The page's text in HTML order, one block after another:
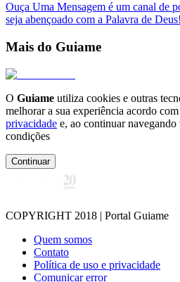
Ouça Uma Mensagem é um canal de
seja abençoado com a Palavra de Deus!
Mais do Guiame
O Guiame utiliza cookies e outras
melhorar a sua experiência acordo com
privacidade e, ao continuar
condições
Continuar
COPYRIGHT 2018 | Portal Guiame
Quem somos
Contato
Política de uso e privacidade
Comunicar error